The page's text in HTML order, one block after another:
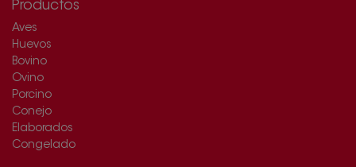
Productos
Aves
Huevos
Bovino
Ovino
Porcino
Conejo
Elaborados
Congelado